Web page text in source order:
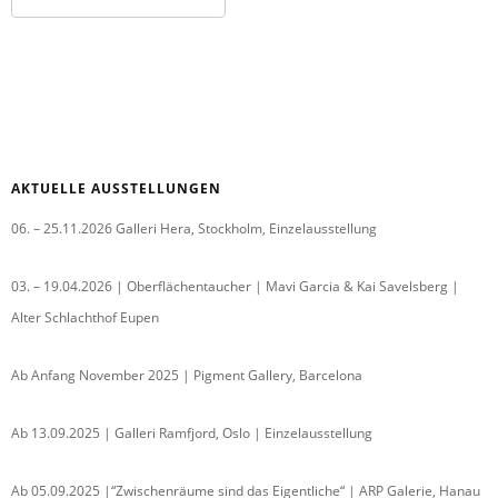
AKTUELLE AUSSTELLUNGEN
06. – 25.11.2026 Galleri Hera, Stockholm, Einzelausstellung
03. – 19.04.2026 | Oberflächentaucher | Mavi Garcia & Kai Savelsberg |
Alter Schlachthof Eupen
Ab Anfang November 2025 | Pigment Gallery, Barcelona
Ab 13.09.2025 | Galleri Ramfjord, Oslo | Einzelausstellung
Ab 05.09.2025 |“Zwischenräume sind das Eigentliche“ | ARP Galerie, Hanau